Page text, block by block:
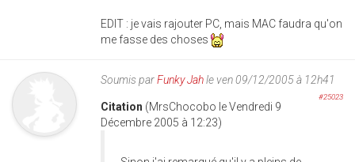
EDIT : je vais rajouter PC, mais MAC faudra qu'on
me fasse des choses
Soumis parFunky Jahle ven 09/12/2005 à 12h41
#25023
Citation (MrsChocobo le Vendredi 9
Décembre 2005 à 12:23)